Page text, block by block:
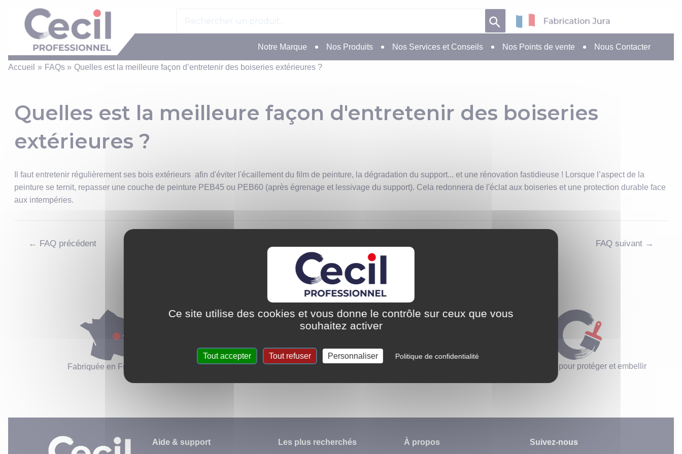
contenu
Search
for:
Notre Marque
Nos Produits Nos Services et Conseils Nos Points de vente Nous Contacter
Accueil FAQs Quelles est la meilleure façon d’entretenir des boiseries extérieures ?
Quelles est la meilleure façon d'entretenir des boiseries
extérieures ?
Il faut entretenir régulièrement ses bois extérieurs afin d'éviter l'écaillement du film de peinture, la dégradation du support... et une rénovation fastidieuse ! Lorsque l’aspect de la
peinture se ternit, repasser une couche de peinture PEB45 ou PEB60 (après égrenage et lessivage du support). Cela redonnera de l'éclat aux boiseries et une protection durable face
aux intempéries.
Navigation
← FAQ précédent FAQ suivant →
Fabriquée en France
Au service des artisans
Réservée aux négoces matériaux Des solutions pour protéger et embellir
Aide & support Les plus recherchés À propos Suivez-nous
Panneau de gestion des cookies
Ce site utilise des cookies et vous donne le contrôle sur ceux que vous
souhaitez activer
Tout accepter Tout refuser Personnaliser Politique de confidentialité